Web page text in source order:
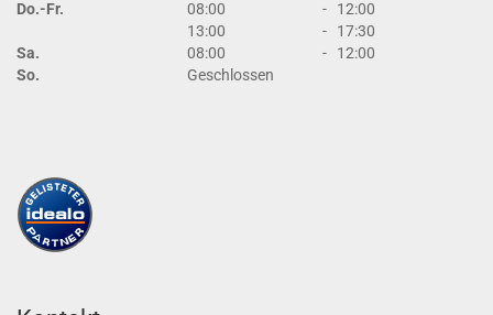
Do.-Fr.
08:00 -
12:00
13:00
-
17:30
Sa.
08:00 -
12:00
So.
Geschlossen